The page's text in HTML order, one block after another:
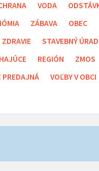
VODA
ZÁBAVA
OBEC
ZDRAVIE
STAVEBNÝ ÚRAD
REGIÓN
ZMOS
PREDAJNÁ
VOĽBY V OBCI